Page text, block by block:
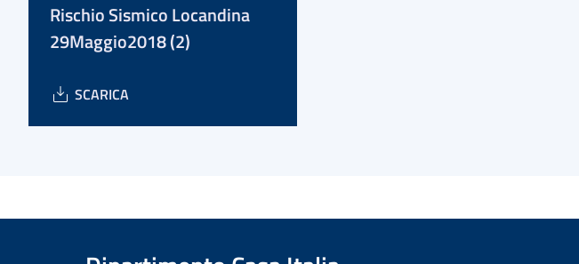
Rischio Sismico Locandina
29Maggio2018 (2)
SCARICA